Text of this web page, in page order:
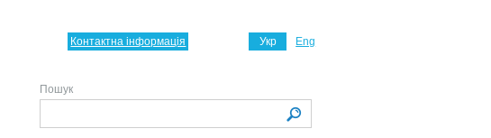
Укр Eng
Контактна інформація
Пошук